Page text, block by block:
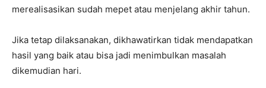
merealisasikan sudah mepet atau menjelang akhir tahun.
Jika tetap dilaksanakan, dikhawatirkan tidak mendapatkan
hasil yang baik atau bisa jadi menimbulkan masalah
dikemudian hari.